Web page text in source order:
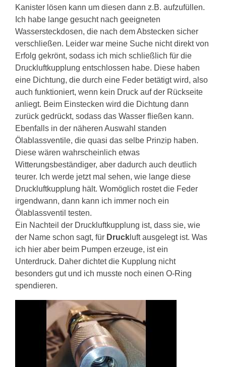
Kanister lösen kann um diesen dann z.B. aufzufüllen.
Ich habe lange gesucht nach geeigneten
Wassersteckdosen, die nach dem Abstecken sicher
verschließen. Leider war meine Suche nicht direkt von
Erfolg gekrönt, sodass ich mich schließlich für die
Druckluftkupplung entschlossen habe. Diese haben
eine Dichtung, die durch eine Feder betätigt wird, also
auch funktioniert, wenn kein Druck auf der Rückseite
anliegt. Beim Einstecken wird die Dichtung dann
zurück gedrückt, sodass das Wasser fließen kann.
Ebenfalls in der näheren Auswahl standen
Ölablassventile, die quasi das selbe Prinzip haben.
Diese wären wahrscheinlich etwas
Witterungsbeständiger, aber dadurch auch deutlich
teurer. Ich werde jetzt mal sehen, wie lange diese
Druckluftkupplung hält. Womöglich rostet die Feder
irgendwann, dann kann ich immer noch ein
Ölablassventil testen.
Ein Nachteil der Druckluftkupplung ist, dass sie, wie
der Name schon sagt, für Druck luft ausgelegt ist. Was
ich hier aber beim Pumpen erzeuge, ist ein
Unterdruck. Daher dichtet die Kupplung nicht
besonders gut und ich musste noch einen O-Ring
spendieren.